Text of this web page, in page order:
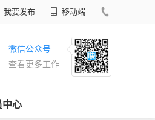
我要发布 移动端
微信公众号
查看更多工作
中心